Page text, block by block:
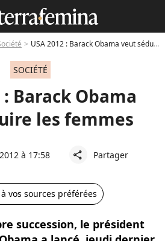
USA 2012 : Barack Obama veut séduire les femmes
SOCIÉTÉ
: Barack Obama
les femmes
à 17:58 share Partager
vos sources préférées
succession, le président